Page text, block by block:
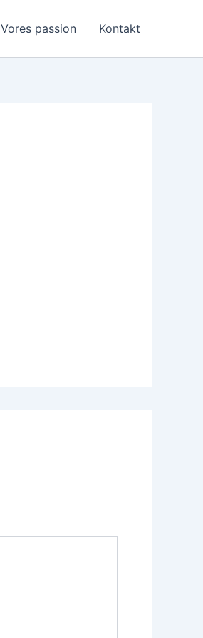
Vores passion Kontakt